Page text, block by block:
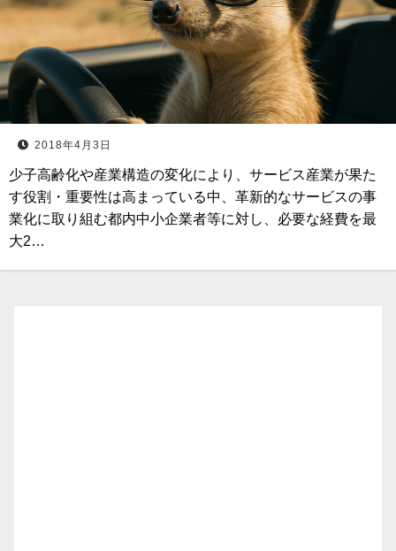
2018年4月3日
少子高齢化や産業構造の変化により、サービス産業が果た
す役割・重要性は高まっている中、革新的なサービスの事
業化に取り組む都内中小企業者等に対し、必要な経費を最
大2…